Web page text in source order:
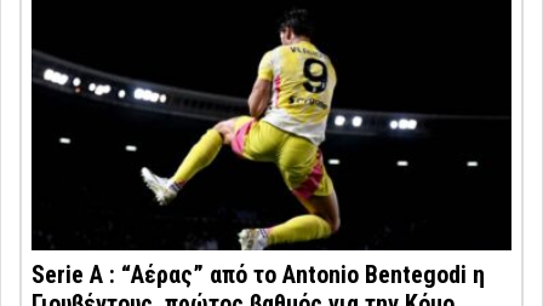
Serie A : “Αέρας” από το Antonio Bentegodi η